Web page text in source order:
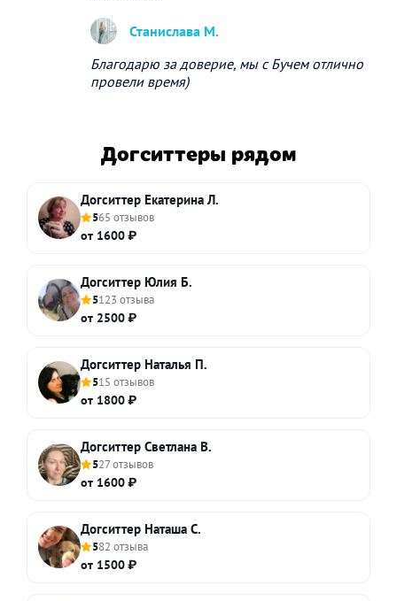
Станислава М.
Благодарю за доверие, мы с Бучем отлично
провели время)
Догситтеры рядом
Догситтер Екатерина Л.
565 отзывов
от 1600 ₽
Догситтер Юлия Б.
5123 отзыва
от 2500 ₽
Догситтер Наталья П.
515 отзывов
от 1800 ₽
Догситтер Светлана В.
527 отзывов
от 1600 ₽
Догситтер Наташа С.
582 отзыва
от 1500 ₽